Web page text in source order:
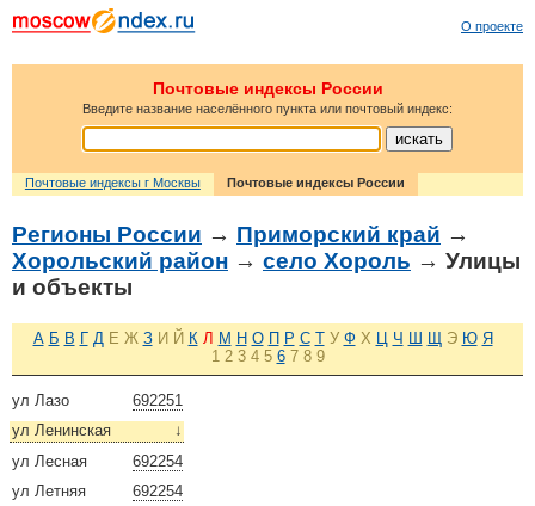
О проекте
Почтовые индексы России
Введите название населённого пункта или почтовый индекс:
Почтовые индексы г Москвы Почтовые индексы России
Регионы России → Приморский край →
Хорольский район → село Хороль → Улицы
и объекты
А Б В Г Д Е Ж З И Й К Л М Н О П Р С Т У Ф Х Ц Ч Ш Щ Э Ю Я
1 2 3 4 5 6 7 8 9
692251
ул Лазо
↓
ул Ленинская
692254
ул Лесная
692254
ул Летняя